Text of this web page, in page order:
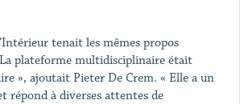
tenait les mêmes propos
plateforme multidisciplinaire était
», ajoutait Pieter De Crem. « Elle a un
répond à diverses attentes de